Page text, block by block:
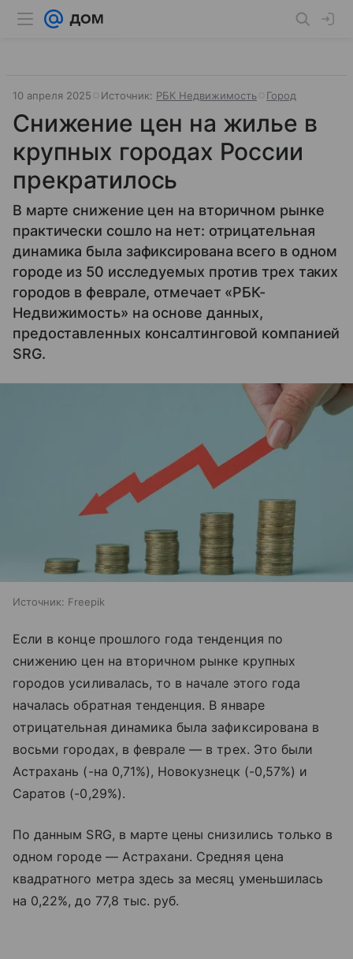
10 апреля 2025 Источник: РБК Недвижимость Город
Снижение цен на жилье в
крупных городах России
прекратилось
В марте снижение цен на вторичном рынке
практически сошло на нет: отрицательная
динамика была зафиксирована всего в одном
городе из 50 исследуемых против трех таких
городов в феврале, отмечает «РБК-
Недвижимость» на основе данных,
предоставленных консалтинговой компанией
SRG.
Источник: Freepik
Если в конце прошлого года тенденция по
снижению цен на вторичном рынке крупных
городов усиливалась, то в начале этого года
началась обратная тенденция. В январе
отрицательная динамика была зафиксирована в
восьми городах, в феврале — в трех. Это были
Астрахань (-на 0,71%), Новокузнецк (-0,57%) и
Саратов (-0,29%).
По данным SRG, в марте цены снизились только в
одном городе — Астрахани. Средняя цена
квадратного метра здесь за месяц уменьшилась
на 0,22%, до 77,8 тыс. руб.